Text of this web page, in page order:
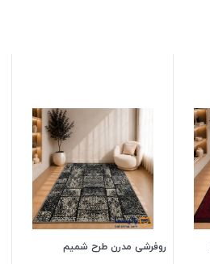
روفرشی مدرن طرح شمیم